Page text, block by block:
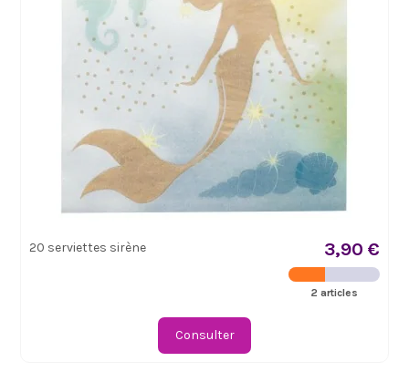
20 serviettes sirène 3,90 €
2 articles
Consulter